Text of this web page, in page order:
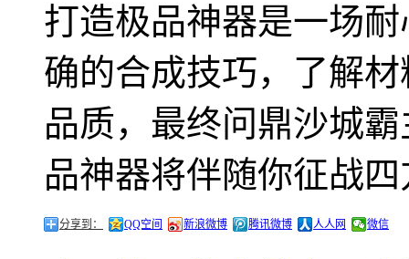
打造极品神器是一场
确的合成技巧，了解
品质，最终问鼎沙城
品神器将伴随你征战
分享到： QQ空间 新浪微博 腾讯微博 人人网 微信